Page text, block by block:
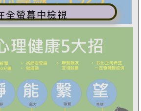
全螢幕中檢視